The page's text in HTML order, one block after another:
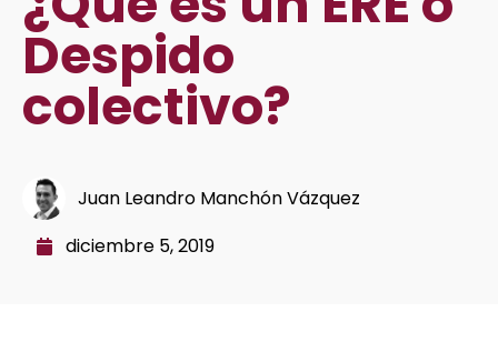
Despido
colectivo?
Juan Leandro Manchón Vázquez
diciembre 5, 2019